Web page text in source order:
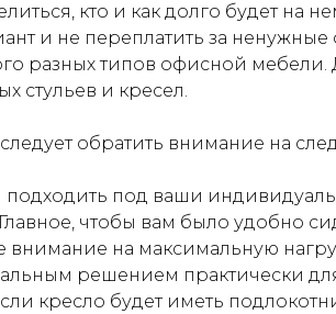
кто и как долго будет на
и не переплатить за ненужные
разных типов офисной мебели.
стульев и кресел.
обратить внимание на
под ваши
чтобы вам было удобно
внимание на максимальную
решением практически
кресло будет иметь